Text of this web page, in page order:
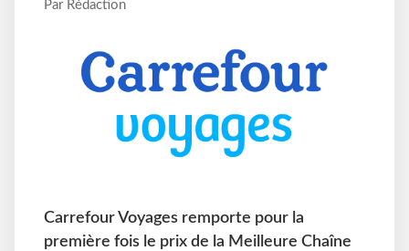
Par Rédaction
Carrefour Voyages remporte pour la
première fois le prix de la Meilleure Chaîne